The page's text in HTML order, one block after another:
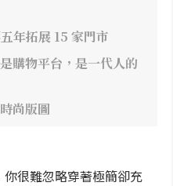
年拓展 15 家門市
購物平台，是一代人的
尚版圖
很難忽略穿著極簡卻充